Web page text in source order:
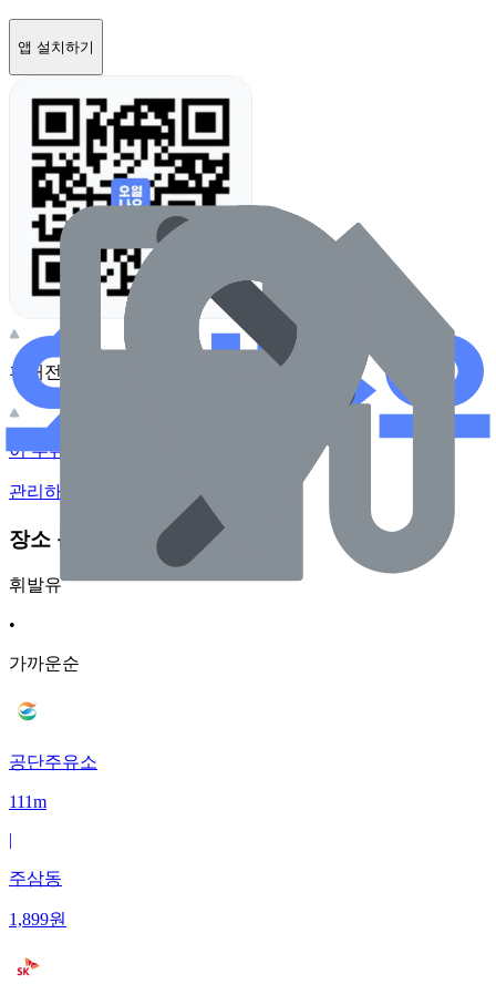
앱 설치하기
휴대전화 카메라로 찍어보세요
이 주유소의 사장님이신가요?
관리하기
장소 근처 주유소
휘발유
•
가까운순
공단주유소
111m
|
주삼동
1,899원